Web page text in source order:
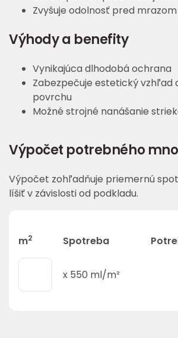
Zvyšuje odolnosť pred mrazom
Výhody a benefity
Vynikajúca dlhodobá ochrana
Zabezpečuje estetický vzhľad
povrchu
Možné strojné nanášanie
Výpočet potrebného
Výpočet zohľadňuje priemernú
líšiť v závislosti od podkladu.
m2 Spotreba
x 550 ml/m²